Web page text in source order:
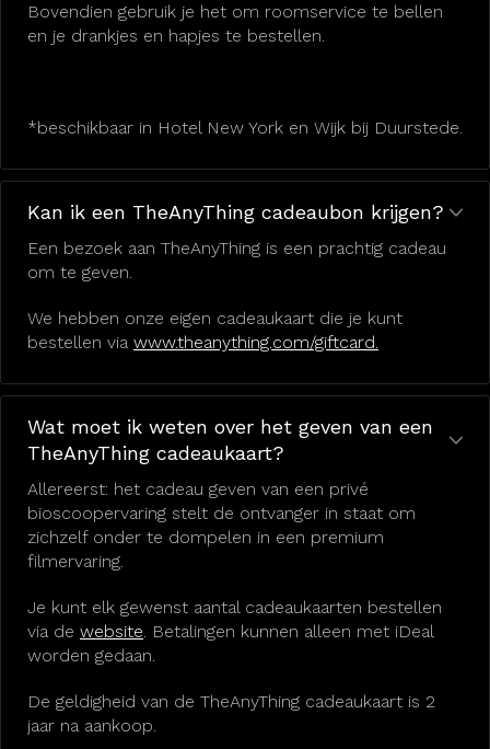
Bovendien gebruik je het om roomservice te bellen
en je drankjes en hapjes te bestellen.
*beschikbaar in Hotel New York en Wijk bij Duurstede.
Kan ik een TheAnyThing cadeaubon krijgen?
Een bezoek aan TheAnyThing is een prachtig cadeau
om te geven.
We hebben onze eigen cadeaukaart die je kunt
bestellen via www.theanything.com/giftcard.
Wat moet ik weten over het geven van een
TheAnyThing cadeaukaart?
Allereerst: het cadeau geven van een privé
bioscoopervaring stelt de ontvanger in staat om
zichzelf onder te dompelen in een premium
filmervaring.
Je kunt elk gewenst aantal cadeaukaarten bestellen
via de website. Betalingen kunnen alleen met iDeal
worden gedaan.
De geldigheid van de TheAnyThing cadeaukaart is 2
jaar na aankoop.